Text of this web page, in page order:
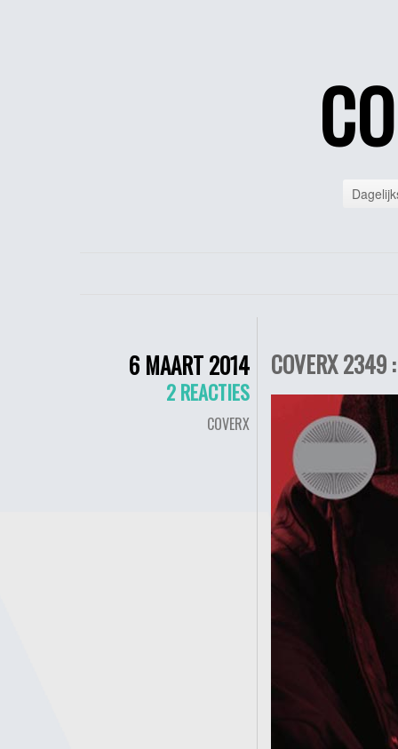
6 MAART 2014
2 REACTIES
COVERX
COVERX 2349